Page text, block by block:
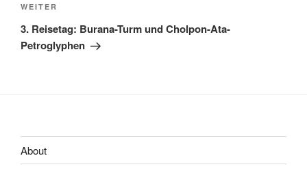
Nächster
Beitrag
WEITER
3. Reisetag: Burana-Turm und Cholpon-Ata-
Petroglyphen
About